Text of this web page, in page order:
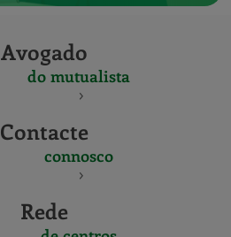
Avogado
do mutualista
Contacte
connosco
Rede